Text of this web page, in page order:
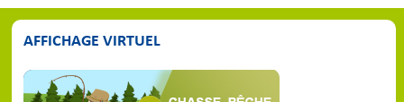
AFFICHAGE VIRTUEL